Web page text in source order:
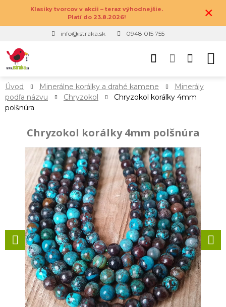
Klasiky tvorcov v akcii – teraz výhodnejšie.
Platí do 23.8.2026!
×
info@istraka.sk 0948 015 755
Úvod Minerálne korálky a drahé kamene
Minerály
podľa názvu
Chryzokol
Chryzokol korálky 4mm
polšnúra
Chryzokol korálky 4mm polšnúra